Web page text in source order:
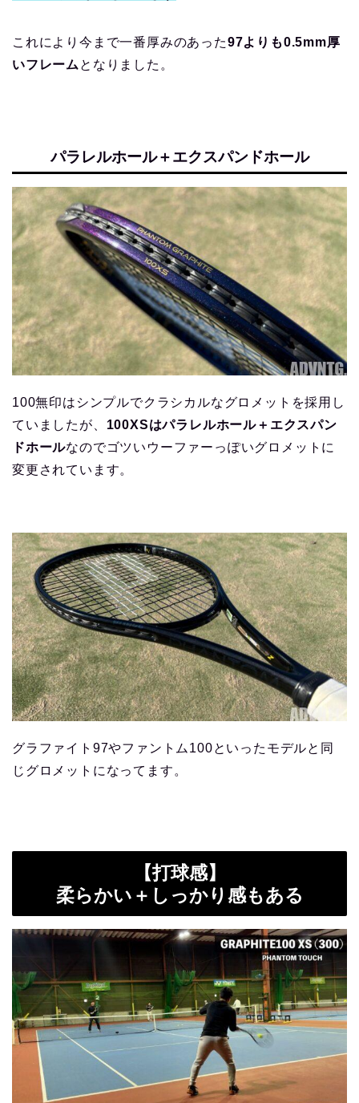
これにより今まで一番厚みのあった97よりも0.5mm厚
いフレームとなりました。
パラレルホール＋エクスパンドホール
100無印はシンプルでクラシカルなグロメットを採用し
ていましたが、 100XSはパラレルホール＋エクスパン
ドホールなのでゴツいウーファーっぽいグロメットに
変更されています。
グラファイト97やファントム100といったモデルと同
じグロメットになってます。
【打球感】
柔らかい＋しっかり感もある